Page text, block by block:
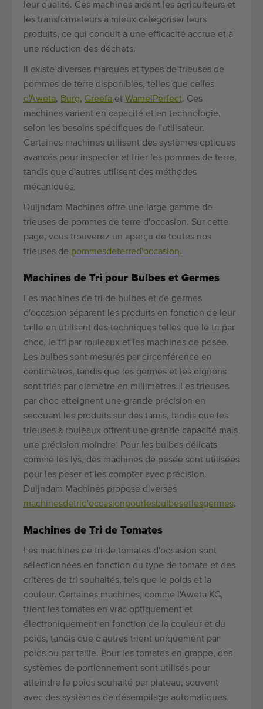
leur qualité. Ces machines aident les agriculteurs et
les transformateurs à mieux catégoriser leurs
produits, ce qui conduit à une efficacité accrue et à
une réduction des déchets.
Il existe diverses marques et types de trieuses de
pommes de terre disponibles, telles que celles
d'Aweta, Burg, Greefa et WamelPerfect. Ces
machines varient en capacité et en technologie,
selon les besoins spécifiques de l'utilisateur.
Certaines machines utilisent des systèmes optiques
avancés pour inspecter et trier les pommes de terre,
tandis que d'autres utilisent des méthodes
mécaniques.
Duijndam Machines offre une large gamme de
trieuses de pommes de terre d'occasion. Sur cette
page, vous trouverez un aperçu de toutes nos
trieuses de pommesdeterred'occasion.
Machines de Tri pour Bulbes et Germes
Les machines de tri de bulbes et de germes
d'occasion séparent les produits en fonction de leur
taille en utilisant des techniques telles que le tri par
choc, le tri par rouleaux et les machines de pesée.
Les bulbes sont mesurés par circonférence en
centimètres, tandis que les germes et les oignons
sont triés par diamètre en millimètres. Les trieuses
par choc atteignent une grande précision en
secouant les produits sur des tamis, tandis que les
trieuses à rouleaux offrent une grande capacité mais
une précision moindre. Pour les bulbes délicats
comme les lys, des machines de pesée sont utilisées
pour les peser et les compter avec précision.
Duijndam Machines propose diverses
machinesdetrid'occasionpourlesbulbesetlesgermes.
Machines de Tri de Tomates
Les machines de tri de tomates d'occasion sont
sélectionnées en fonction du type de tomate et des
critères de tri souhaités, tels que le poids et la
couleur. Certaines machines, comme l'Aweta KG,
trient les tomates en vrac optiquement et
électroniquement en fonction de la couleur et du
poids, tandis que d'autres trient uniquement par
poids ou par taille. Pour les tomates en grappe, des
systèmes de portionnement sont utilisés pour
atteindre le poids souhaité par plateau, souvent
avec des systèmes de désempilage automatiques.